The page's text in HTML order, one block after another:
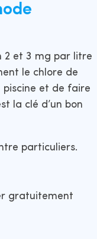
2 et 3 mg par litre
le chlore de
et de faire
la clé d’un bon
particuliers.
gratuitement